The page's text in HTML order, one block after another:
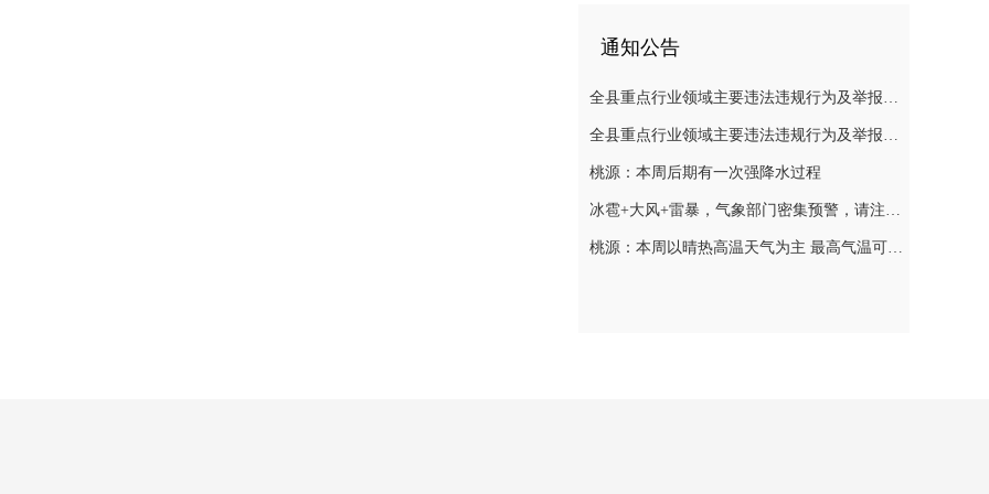
通知公告
全县重点行业领域主要违法违规行为及举报方式通告（五）
全县重点行业领域主要违法违规行为及举报方式通告（二）
桃源：本周后期有一次强降水过程
冰雹+大风+雷暴，气象部门密集预警，请注意防范
桃源：本周以晴热高温天气为主 最高气温可达39℃